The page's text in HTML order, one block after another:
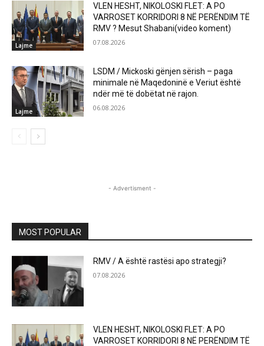
Lajme
VLEN HESHT, NIKOLOSKI FLET: A PO
VARROSET KORRIDORI 8 NË PERËNDIM TË
RMV ? Mesut Shabani(video koment)
07.08.2026
Lajme
LSDM / Mickoski gënjen sërish – paga
minimale në Maqedoninë e Veriut është
ndër më të dobëtat në rajon.
06.08.2026
- Advertisment -
MOST POPULAR
RMV / A është rastësi apo strategji?
07.08.2026
VLEN HESHT, NIKOLOSKI FLET: A PO
VARROSET KORRIDORI 8 NË PERËNDIM TË